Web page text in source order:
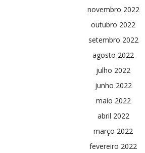
novembro 2022
outubro 2022
setembro 2022
agosto 2022
julho 2022
junho 2022
maio 2022
abril 2022
março 2022
fevereiro 2022